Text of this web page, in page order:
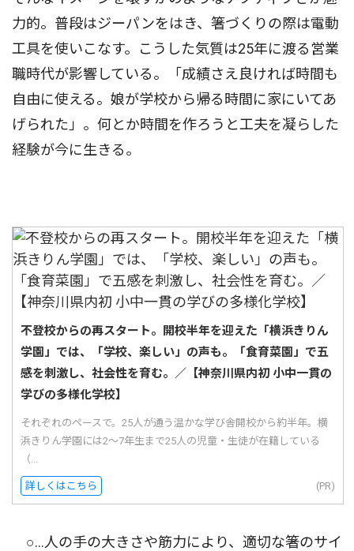
力的。普段はジーパンをはき、箸づくりの際は電動
工具を使いこなす。こうした気質は25年に渡る営業
職時代が影響している。「成績さえ良ければ時間も
自由に使える。娘が学校から帰る時間に家にいてあ
げられた」。何とか時間を作ろうと工夫を凝らした
経験が今に生きる。
不登校からの再スタート。開校半年を迎えた「横浜きりん
学園」では、「学校、楽しい」の声も。「食育菜園」で五
感を刺激し、社会性を育む。／【神奈川県内初 小中一貫の
学びの多様化学校】
それぞれのペースで。25人が通う温かな学び舎開校から約半年。横
浜きりん学園には2〜7年生まで25人の児童・生徒が在籍している
（...
詳しくはこちら (PR)
○…人の手の大きさや筋力により、適切な箸のサイ